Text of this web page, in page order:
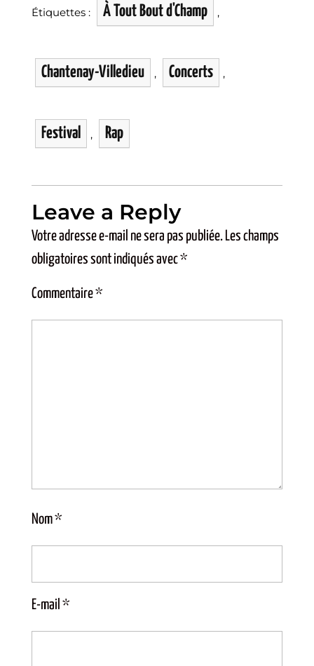
Étiquettes : À Tout Bout d'Champ ,
Chantenay-Villedieu , Concerts ,
Festival , Rap
Leave a Reply
Votre adresse e-mail ne sera pas publiée. Les champs
obligatoires sont indiqués avec*
Commentaire*
Nom*
E-mail *